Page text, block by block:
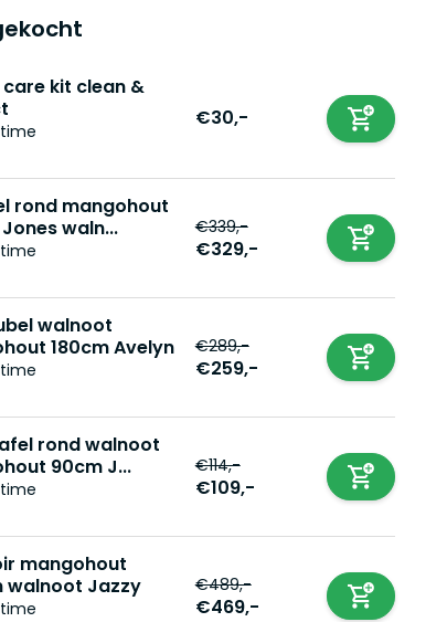
care kit clean &
€30,-
rond mangohout
waln...
€339,-
€329,-
walnoot
180cm Avelyn
€289,-
€259,-
rond walnoot
90cm J...
€114,-
€109,-
mangohout
walnoot Jazzy
€489,-
€469,-